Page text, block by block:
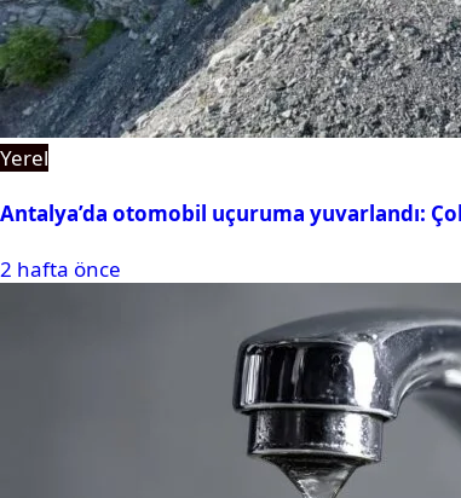
Yerel
Antalya’da otomobil uçuruma yuvarlandı:
2 hafta önce